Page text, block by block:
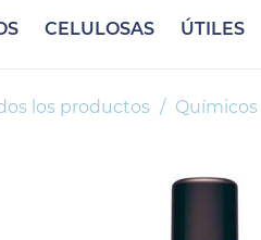
CELULOSAS ÚTILES
los productos Químicos